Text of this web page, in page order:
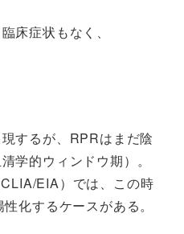
床症状もなく、
するが、RPRはまだ陰
学的ウィンドウ期）。
EIA）では、この時
化するケースがある。